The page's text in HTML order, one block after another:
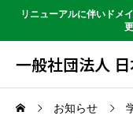
リニューアルに伴いドメ
一般社団法人
お知らせ